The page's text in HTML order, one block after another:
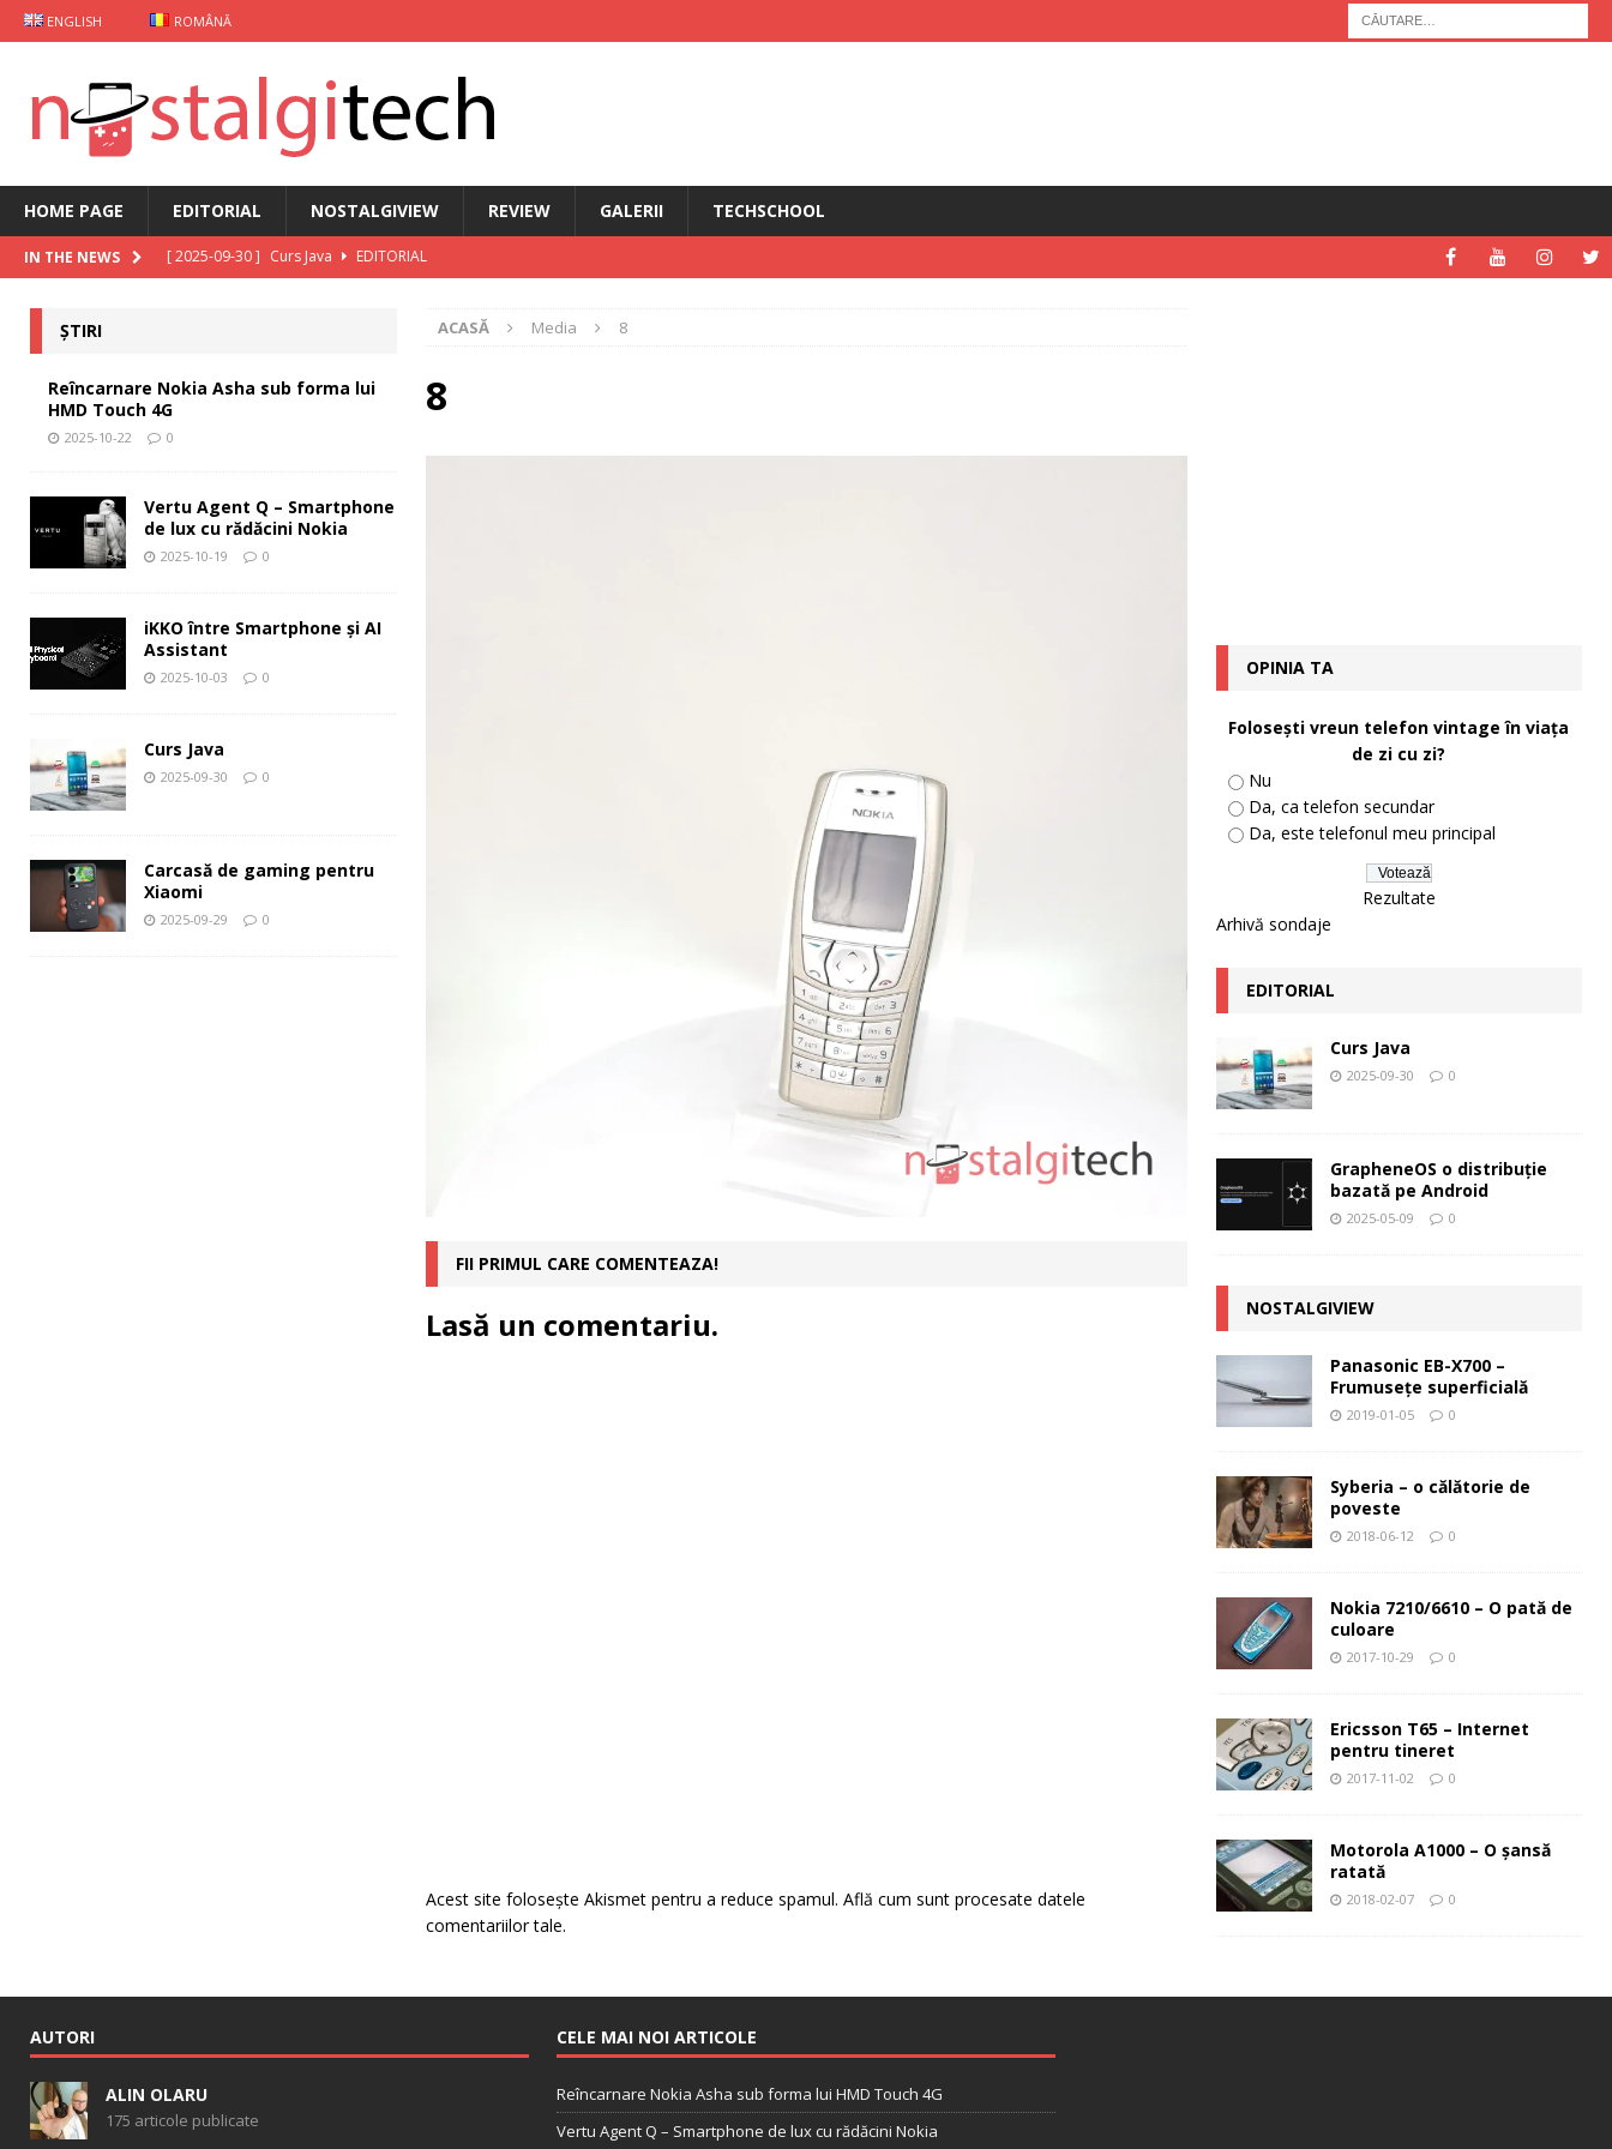
ENGLISH ROMÂNĂ
HOME PAGE EDITORIAL NOSTALGIVIEW REVIEW GALERII TECHSCHOOL
IN THE NEWS [ 2025-09-30 ] Curs Java
EDITORIAL
Reîncarnare Nokia Asha sub forma lui HMD Touch 4G
[ 2025-10-19 ]
Vertu Agent Q – Smartphone de lux cu rădăcini Nokia
[ 2025-10-03 ]
ACASĂ Media 8
8
FII PRIMUL CARE COMENTEAZA!
Lasă un comentariu.
Acest site folosește Akismet pentru a reduce spamul. Află cum sunt procesate datele
comentariilor tale.
ȘTIRI
Reîncarnare Nokia Asha sub forma lui
HMD Touch 4G
2025-10-22 0
Vertu Agent Q – Smartphone
de lux cu rădăcini Nokia
2025-10-19 0
iKKO între Smartphone și AI
Assistant
2025-10-03 0
Curs Java
2025-09-30 0
Carcasă de gaming pentru
Xiaomi
2025-09-29 0
OPINIA TA
Foloseşti vreun telefon vintage în viaţa
de zi cu zi?
Nu
Da, ca telefon secundar
Da, este telefonul meu principal
Rezultate
Arhivă sondaje
EDITORIAL
Curs Java
2025-09-30 0
GrapheneOS o distribuție
bazată pe Android
2025-05-09 0
NOSTALGIVIEW
Panasonic EB-X700 –
Frumuseţe superficială
2019-01-05 0
Syberia – o călătorie de
poveste
2018-06-12 0
Nokia 7210/6610 – O pată de
culoare
2017-10-29 0
Ericsson T65 – Internet
pentru tineret
2017-11-02 0
Motorola A1000 – O şansă
ratată
2018-02-07 0
AUTORI
ALIN OLARU
175 articole publicate
CELE MAI NOI ARTICOLE
Reîncarnare Nokia Asha sub forma lui HMD Touch 4G
Vertu Agent Q – Smartphone de lux cu rădăcini Nokia